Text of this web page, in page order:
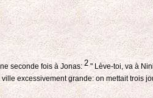
seconde fois à Jonas: 2" Lève-toi, va à
excessivement grande: on mettait trois